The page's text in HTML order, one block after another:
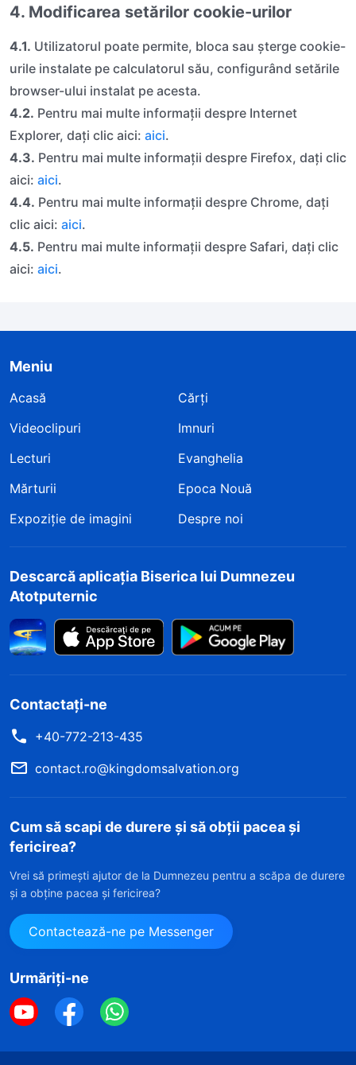
4. Modificarea setărilor cookie-urilor
4.1. Utilizatorul poate permite, bloca sau șterge cookie-
urile instalate pe calculatorul său, configurând setările
browser-ului instalat pe acesta.
4.2. Pentru mai multe informa‏ții despre Internet
Explorer, daţi clic aici: aici.
4.3. Pentru mai multe informa‏ții despre Firefox, daţi clic
aici: aici.
4.4. Pentru mai multe informa‏ții despre Chrome, daţi
clic aici: aici.
4.5. Pentru mai multe informa‏ții despre Safari, daţi clic
aici: aici.
Meniu
Acasă
Cărți
Videoclipuri
Imnuri
Lecturi
Evanghelia
Mărturii
Epoca Nouă
Expoziție de imagini
Despre noi
Descarcă aplicația Biserica lui Dumnezeu
Atotputernic
Contactați-ne
+40-772-213-435
contact.ro@kingdomsalvation.org
Cum să scapi de durere și să obții pacea și
fericirea?
Vrei să primești ajutor de la Dumnezeu pentru a scăpa de durere
și a obține pacea și fericirea?
Contactează-ne pe Messenger
Urmăriți-ne